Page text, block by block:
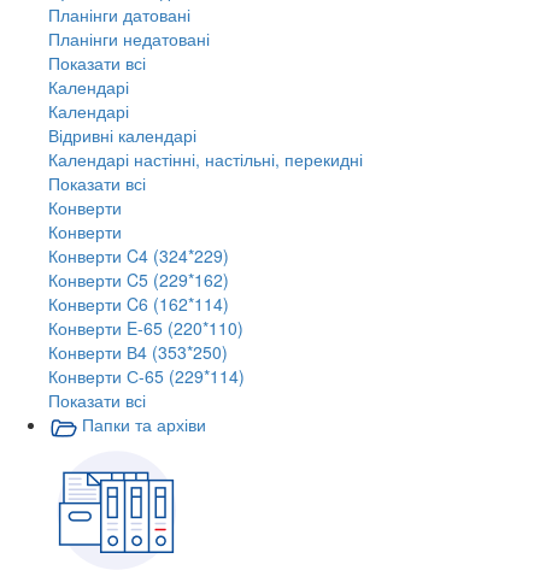
Планінги датовані
Планінги недатовані
Показати всі
Календарі
Календарі
Відривні календарі
Календарі настінні, настільні, перекидні
Показати всі
Конверти
Конверти
Конверти C4 (324*229)
Конверти C5 (229*162)
Конверти C6 (162*114)
Конверти E-65 (220*110)
Конверти В4 (353*250)
Конверти С-65 (229*114)
Показати всі
Папки та архіви